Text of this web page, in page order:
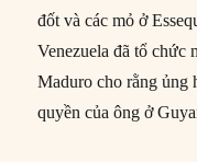
đốt và các mỏ ở
Venezuela đã tổ chức
Maduro cho rằng ủng
quyền của ông ở